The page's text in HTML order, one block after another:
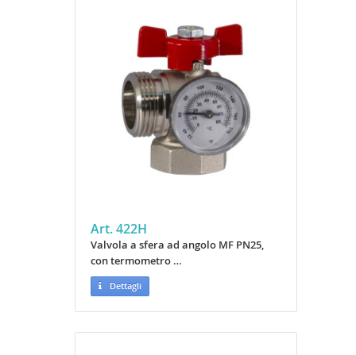
Art. 422H
Valvola a sfera ad angolo MF PN25,
con termometro …
Dettagli